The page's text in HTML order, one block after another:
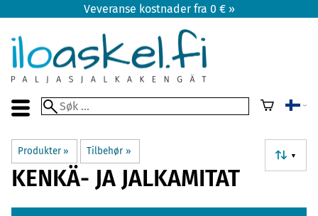
Veveranse kostnader fra 0 € »
Produkter ‪» Tilbehør ‪» ▼
KENKÄ- JA JALKAMITAT